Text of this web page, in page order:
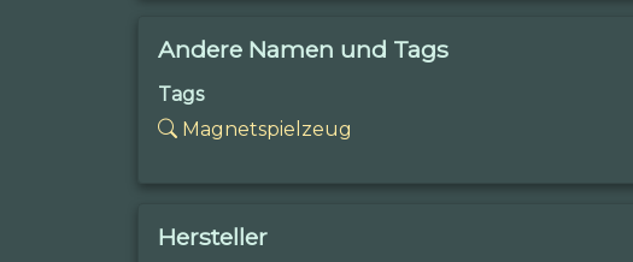
Andere Namen und Tags
Tags
Magnetspielzeug
Hersteller